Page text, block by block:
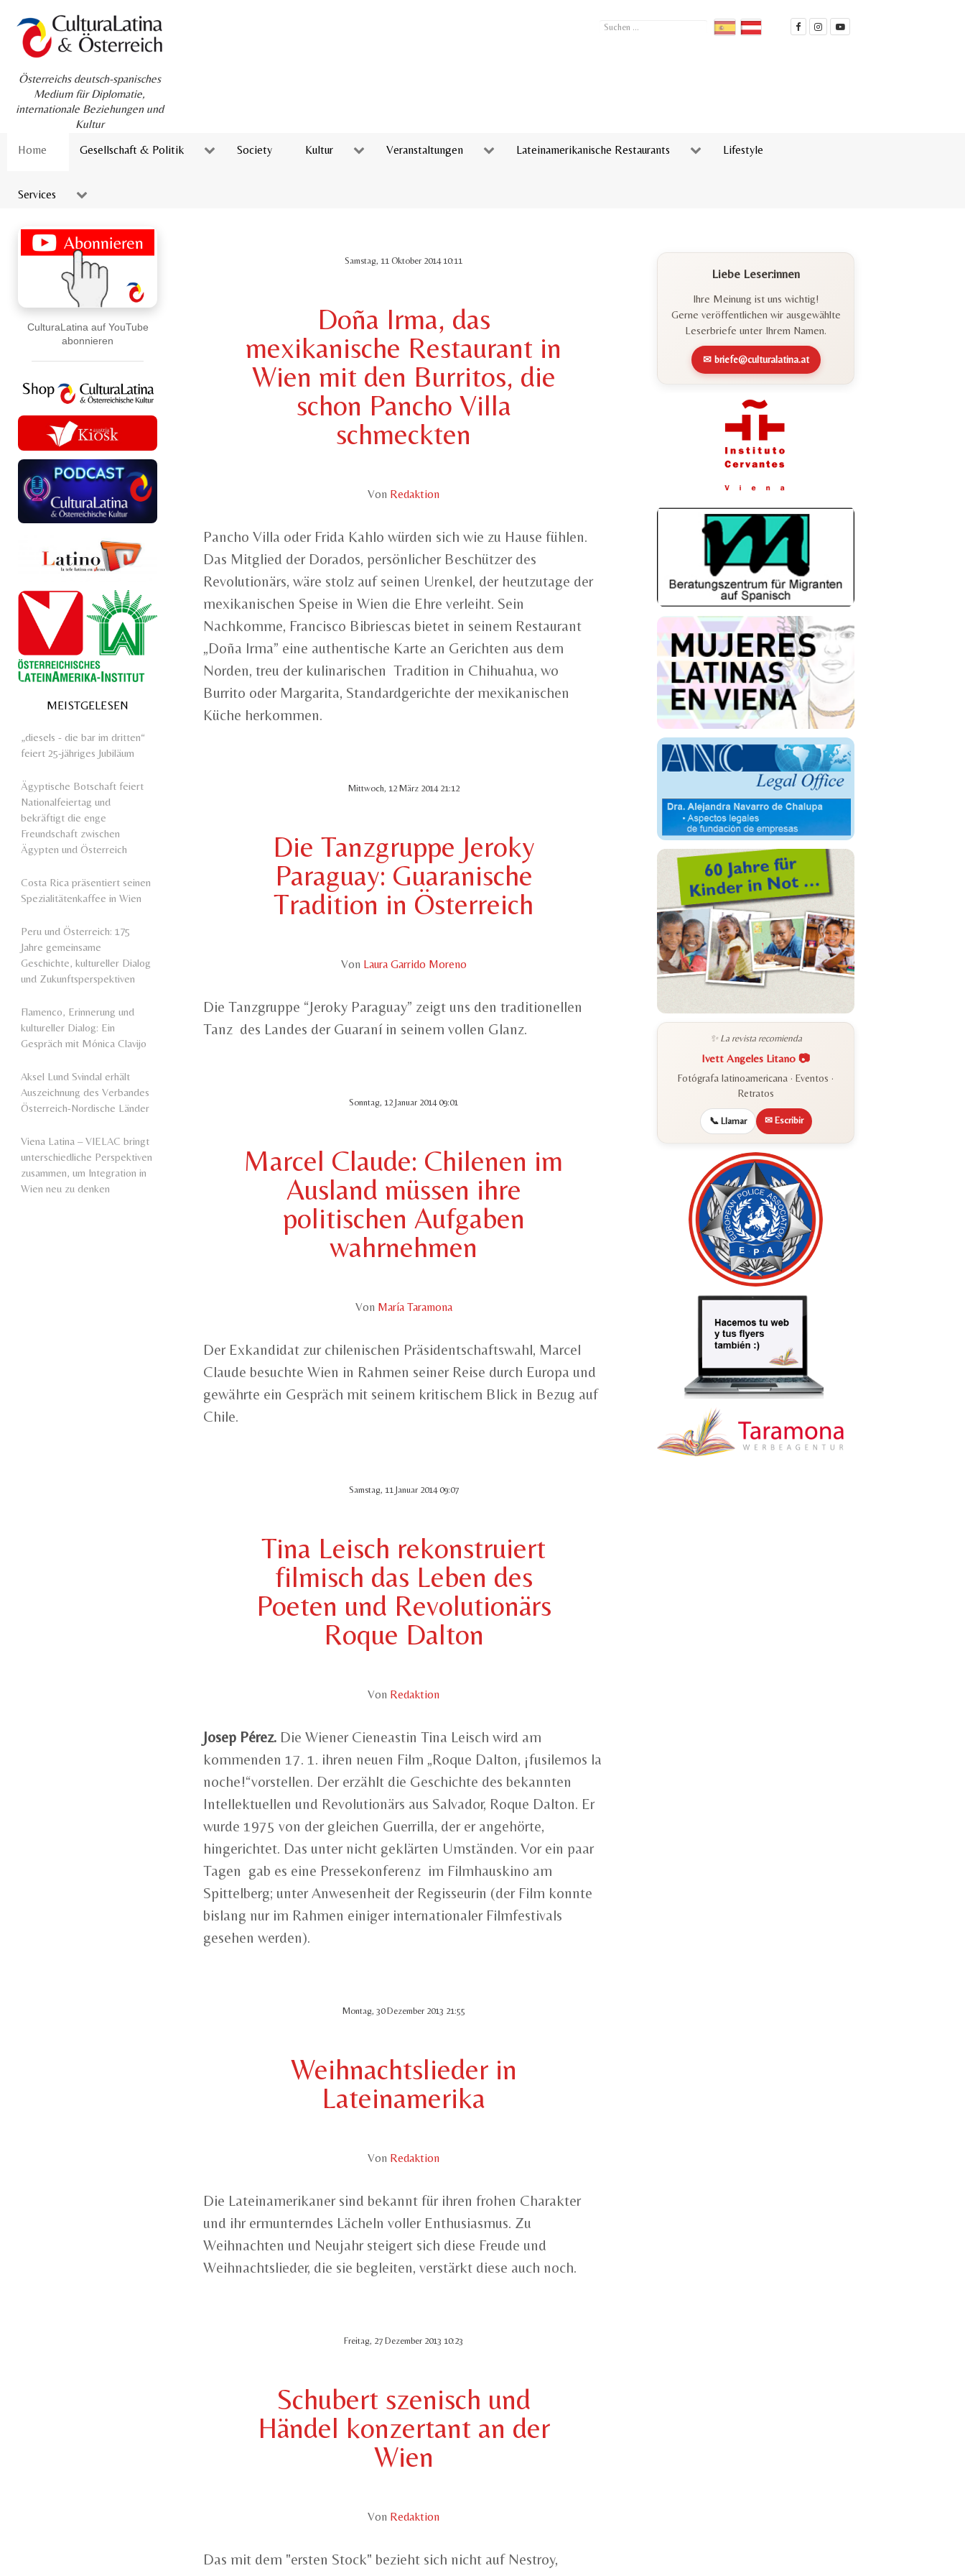
Österreichs deutsch-spanisches
Medium für Diplomatie,
internationale Beziehungen und
Kultur
Suchen
Home Gesellschaft & Politik Society Kultur Veranstaltungen Lateinamerikanische Restaurants Lifestyle
Services
CulturaLatina auf YouTube
abonnieren
MEISTGELESEN
„diesels - die bar im dritten“
feiert 25-jähriges Jubiläum
Ägyptische Botschaft feiert
Nationalfeiertag und
bekräftigt die enge
Freundschaft zwischen
Ägypten und Österreich
Costa Rica präsentiert seinen
Spezialitätenkaffee in Wien
Peru und Österreich: 175
Jahre gemeinsame
Geschichte, kultureller Dialog
und Zukunftsperspektiven
Flamenco, Erinnerung und
kultureller Dialog: Ein
Gespräch mit Mónica Clavijo
Aksel Lund Svindal erhält
Auszeichnung des Verbandes
Österreich-Nordische Länder
Viena Latina – VIELAC bringt
unterschiedliche Perspektiven
zusammen, um Integration in
Wien neu zu denken
Samstag, 11 Oktober 2014 10:11
Doña Irma, das
mexikanische Restaurant in
Wien mit den Burritos, die
schon Pancho Villa
schmeckten
Von Redaktion
Pancho Villa oder Frida Kahlo würden sich wie zu Hause fühlen.
Das Mitglied der Dorados, persönlicher Beschützer des
Revolutionärs, wäre stolz auf seinen Urenkel, der heutzutage der
mexikanischen Speise in Wien die Ehre verleiht. Sein
Nachkomme, Francisco Bibriescas bietet in seinem Restaurant
„Doña Irma” eine authentische Karte an Gerichten aus dem
Norden, treu der kulinarischen Tradition in Chihuahua, wo
Burrito oder Margarita, Standardgerichte der mexikanischen
Küche herkommen.
Mittwoch, 12 März 2014 21:12
Die Tanzgruppe Jeroky
Paraguay: Guaranische
Tradition in Österreich
Von Laura Garrido Moreno
Die Tanzgruppe “Jeroky Paraguay” zeigt uns den traditionellen
Tanz des Landes der Guaraní in seinem vollen Glanz.
Sonntag, 12 Januar 2014 09:01
Marcel Claude: Chilenen im
Ausland müssen ihre
politischen Aufgaben
wahrnehmen
Von María Taramona
Der Exkandidat zur chilenischen Präsidentschaftswahl, Marcel
Claude besuchte Wien in Rahmen seiner Reise durch Europa und
gewährte ein Gespräch mit seinem kritischem Blick in Bezug auf
Chile.
Samstag, 11 Januar 2014 09:07
Tina Leisch rekonstruiert
filmisch das Leben des
Poeten und Revolutionärs
Roque Dalton
Von Redaktion
Josep Pérez. Die Wiener Cieneastin Tina Leisch wird am
kommenden 17. 1. ihren neuen Film „Roque Dalton, ¡fusilemos la
noche!“vorstellen. Der erzählt die Geschichte des bekannten
Intellektuellen und Revolutionärs aus Salvador, Roque Dalton. Er
wurde 1975 von der gleichen Guerrilla, der er angehörte,
hingerichtet. Das unter nicht geklärten Umständen. Vor ein paar
Tagen gab es eine Pressekonferenz im Filmhauskino am
Spittelberg; unter Anwesenheit der Regisseurin (der Film konnte
bislang nur im Rahmen einiger internationaler Filmfestivals
gesehen werden).
Montag, 30 Dezember 2013 21:55
Weihnachtslieder in
Lateinamerika
Von Redaktion
Die Lateinamerikaner sind bekannt für ihren frohen Charakter
und ihr ermunterndes Lächeln voller Enthusiasmus. Zu
Weihnachten und Neujahr steigert sich diese Freude und
Weihnachtslieder, die sie begleiten, verstärkt diese auch noch.
Freitag, 27 Dezember 2013 10:23
Schubert szenisch und
Händel konzertant an der
Wien
Von Redaktion
Das mit dem "ersten Stock" bezieht sich nicht auf Nestroy,
Liebe Leser:innen
Ihre Meinung ist uns wichtig!
Gerne veröffentlichen wir ausgewählte
Leserbriefe unter Ihrem Namen.
✉ briefe@culturalatina.at
✨ La revista recomienda
Ivett Angeles Litano 📷
Fotógrafa latinoamericana · Eventos ·
Retratos
📞 Llamar ✉ Escribir